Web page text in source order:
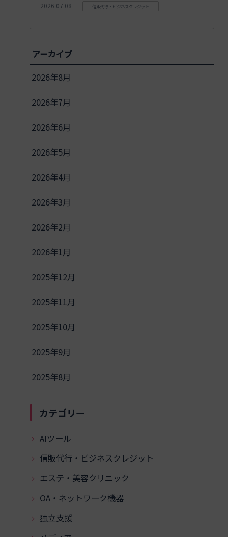
2026.07.08 信販代行・ビジネスクレジット
アーカイブ
2026年8月
2026年7月
2026年6月
2026年5月
2026年4月
2026年3月
2026年2月
2026年1月
2025年12月
2025年11月
2025年10月
2025年9月
2025年8月
カテゴリー
AIツール
信販代行・ビジネスクレジット
エステ・美容クリニック
OA・ネットワーク機器
独立支援